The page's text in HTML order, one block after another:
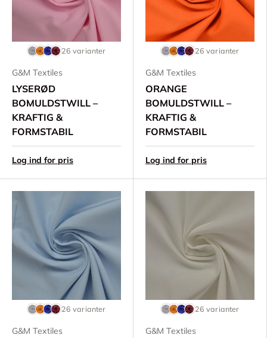
26 varianter
G&M Textiles
LYSERØD
BOMULDSTWILL –
KRAFTIG &
FORMSTABIL
Log ind for pris
26 varianter
G&M Textiles
ORANGE
BOMULDSTWILL –
KRAFTIG &
FORMSTABIL
Log ind for pris
26 varianter
G&M Textiles
26 varianter
G&M Textiles